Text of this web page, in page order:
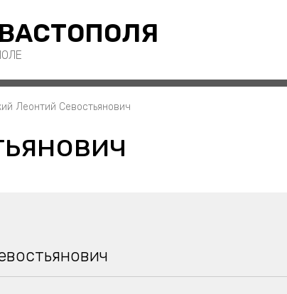
Леонтий Севостьянович